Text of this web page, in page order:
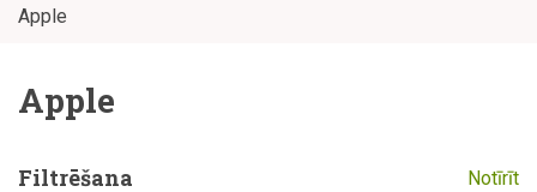
Apple
Apple
Filtrēšana Notīrīt